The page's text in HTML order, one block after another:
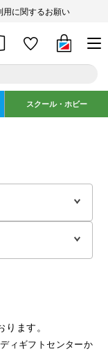
用に関するお願い
スクール・ホビー
ます。
ィギフトセンターか